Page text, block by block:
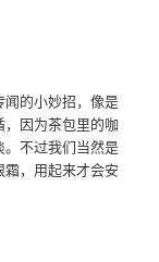
的小妙招，像是
因为茶包里的咖
不过我们当然是
，用起来才会安